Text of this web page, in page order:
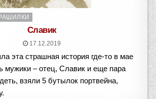
Славик
17.12.2019
эта страшная история где-то в мае
мужики – отец, Славик и еще пара
взяли 5 бутылок портвейна,